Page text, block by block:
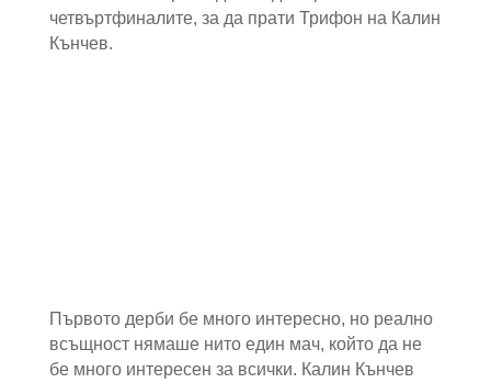
четвъртфиналите, за да прати Трифон на Калин
Кънчев.
Първото дерби бе много интересно, но реално
всъщност нямаше нито един мач, който да не
бе много интересен за всички. Калин Кънчев